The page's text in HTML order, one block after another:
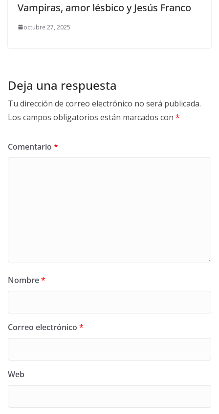
Vampiras, amor lésbico y Jesús Franco
octubre 27, 2025
Deja una respuesta
Tu dirección de correo electrónico no será publicada.
Los campos obligatorios están marcados con *
Comentario *
Nombre*
Correo electrónico *
Web